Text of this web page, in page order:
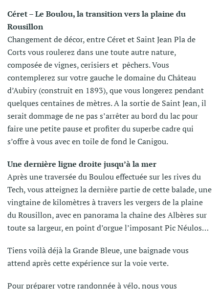
Céret – Le Boulou, la transition vers la plaine du
Rousillon
Changement de décor, entre Céret et Saint Jean Pla de
Corts vous roulerez dans une toute autre nature,
composée de vignes, cerisiers et pêchers. Vous
contemplerez sur votre gauche le domaine du Château
d’Aubiry (construit en 1893), que vous longerez pendant
quelques centaines de mètres. A la sortie de Saint Jean, il
serait dommage de ne pas s’arrêter au bord du lac pour
faire une petite pause et profiter du superbe cadre qui
s’offre à vous avec en toile de fond le Canigou.
Une dernière ligne droite jusqu’à la mer
Après une traversée du Boulou effectuée sur les rives du
Tech, vous atteignez la dernière partie de cette balade, une
vingtaine de kilomètres à travers les vergers de la plaine
du Rousillon, avec en panorama la chaîne des Albères sur
toute sa largeur, en point d’orgue l’imposant Pic Néulos…
Tiens voilà déjà la Grande Bleue, une baignade vous
attend après cette expérience sur la voie verte.
Pour préparer votre randonnée à vélo, nous vous